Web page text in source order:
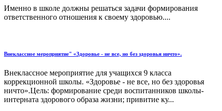
Именно в школе должны решаться задачи формирования
ответственного отношения к своему здоровью....
Внеклассное мероприятие" «Здоровье - не все, но без здоровья ничто».
Внеклассное мероприятие для учащихся 9 класса
коррекционной школы. «Здоровье - не все, но без здоровья
ничто».Цель: формирование среди воспитанников школы-
интерната здорового образа жизни; привитие ку...